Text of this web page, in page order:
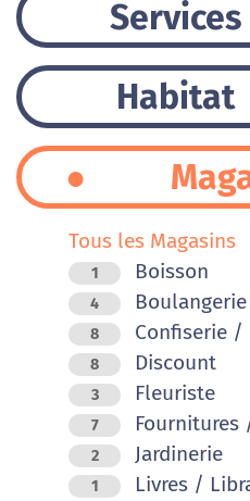
Services
Habitat
Tous les Magasins
1 Boisson
4
8 Confiserie /
8 Discount
3 Fleuriste
7 Fournitures
2 Jardinerie
1 Livres /